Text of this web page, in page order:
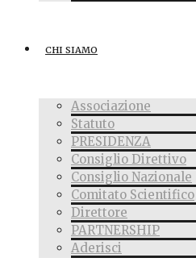
CHI SIAMO
Associazione
Statuto
PRESIDENZA
Consiglio Direttivo
Consiglio Nazionale
Comitato Scientifico
Direttore
PARTNERSHIP
Aderisci